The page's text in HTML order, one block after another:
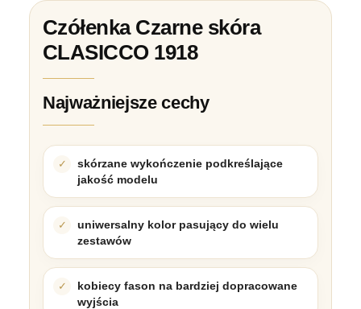
Czółenka Czarne skóra
CLASICCO 1918
Najważniejsze cechy
skórzane wykończenie podkreślające
jakość modelu
uniwersalny kolor pasujący do wielu
zestawów
kobiecy fason na bardziej dopracowane
wyjścia